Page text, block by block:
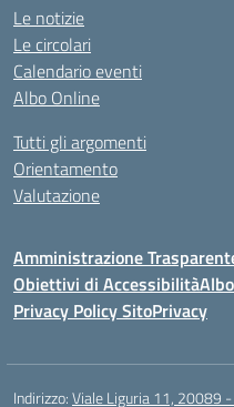
Le notizie
Le circolari
Calendario eventi
Albo Online
Tutti gli argomenti
Orientamento
Valutazione
Amministrazione
Obiettivi di Accessibilità
Privacy Policy SitoPrivacy
Indirizzo:Viale Liguria 11, 20089 -